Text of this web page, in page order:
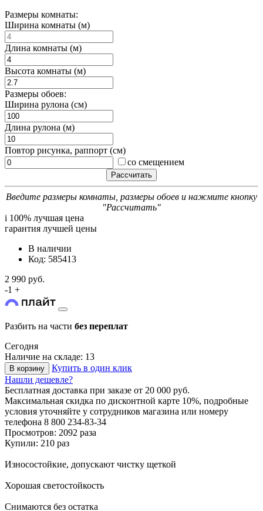
Размеры комнаты:
Ширина комнаты (м)
Длина комнаты (м)
Высота комнаты (м)
Размеры обоев:
Ширина рулона (см)
Длина рулона (м)
Повтор рисунка, раппорт (см)
со смещением
Введите размеры комнаты, размеры обоев и нажмите кнопку
"Рассчитать"
i 100% лучшая цена
гарантия лучшей цены
В наличии
Код: 585413
2 990 руб.
-1 +
Разбить на части без переплат
Сегодня
Наличие на складе: 13
В корзину
Купить в один клик
Нашли дешевле?
Бесплатная доставка при заказе от 20 000 руб.
Максимальная скидка по дисконтной карте 10%, подробные
условия уточняйте у сотрудников магазина или номеру
телефона 8 800 234-83-34
Просмотров: 2092 раза
Купили: 210 раз
Износостойкие, допускают чистку щеткой
Хорошая светостойкость
Снимаются без остатка